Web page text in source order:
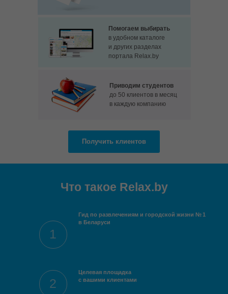
Получить клиентов
трафик
из поиска
Помогаем выбирать
в удобном каталоге
и других разделах
портала Relax.by
Приводим студентов
до 50 клиентов в месяц
в каждую компанию
Собираем весь целевой
Помогаем выбирать
в удобном каталоге
Что такое Relax.by
Гид по развлечениям и городской жизни № 1
в Беларуси
Целевая площадка
с вашими клиентами
1
2